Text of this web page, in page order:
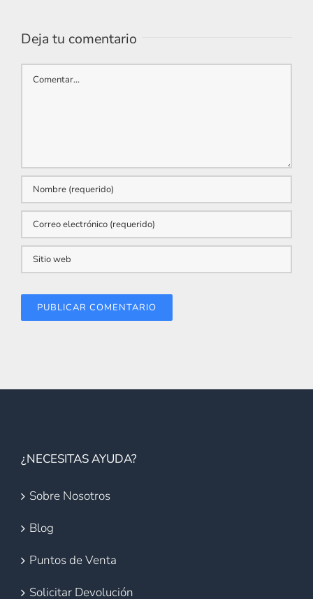
Deja tu comentario
Comentar
¿NECESITAS AYUDA?
Sobre Nosotros
Blog
Puntos de Venta
Solicitar Devolución